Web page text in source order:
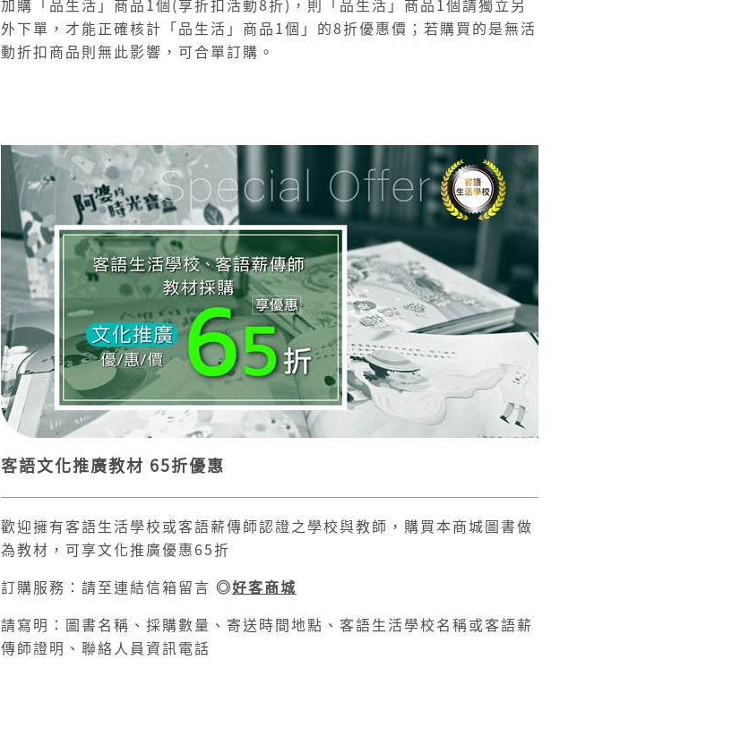
外下單，才能正確核計「品生活」商品1個」的8折優惠價；若購買的是無活
動折扣商品則無此影響，可合單訂購。
客語文化推廣教材 65折優惠
歡迎擁有客語生活學校或客語薪傳師認證之學校與教師，購買本商城圖書做
為教材，可享文化推廣優惠65折
訂購服務：請至連結信箱留言 ◎好客商城
請寫明：圖書名稱、採購數量、寄送時間地點、客語生活學校名稱或客語薪
傳師證明、聯絡人員資訊電話